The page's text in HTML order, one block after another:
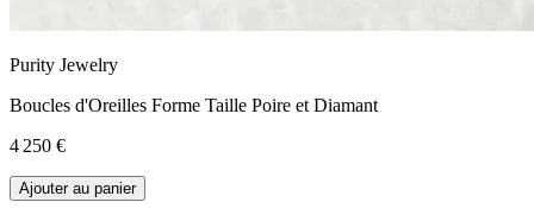
Purity Jewelry
Boucles d'Oreilles Forme Taille Poire et Diamant
4 250 €
Ajouter au panier